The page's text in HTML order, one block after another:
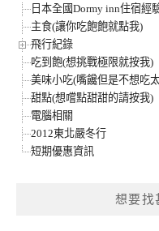
日本全國Dormy inn住宿經
主食(讓你吃飽飽就點我)
飛行紀錄
吃到飽(想挑戰極限就按我)
美味小吃(嘴饞但是不想吃
甜點(想嚐點甜甜的請按我)
電腦相關
2012東北嚴冬行
短期優惠資訊
想要找